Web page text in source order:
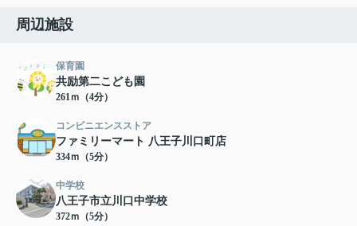
周辺施設
保育園
共励第二こども園
261ｍ（4分）
コンビニエンスストア
ファミリーマート 八王子川口町店
334ｍ（5分）
中学校
八王子市立川口中学校
372ｍ（5分）